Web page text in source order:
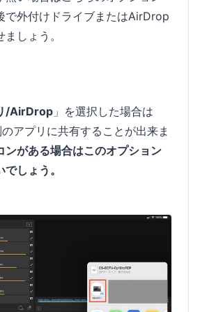
で外付けドライブまたはAirDrop
しょう。
/AirDrop 」を選択した場合は
アプリに共有することが出来ま
ンがある場合はこのオプション
しょう。